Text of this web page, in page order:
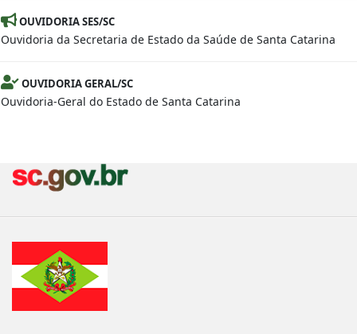
OUVIDORIA SES/SC
Ouvidoria da Secretaria de Estado da Saúde de Santa Catarina
OUVIDORIA GERAL/SC
Ouvidoria-Geral do Estado de Santa Catarina